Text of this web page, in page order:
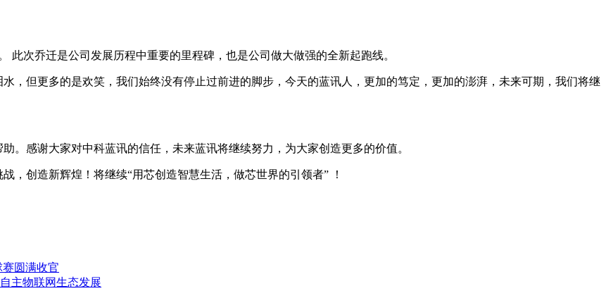
此次乔迁是公司发展历程中重要的里程碑，也是公司做大做强的全新起跑线。
，但更多的是欢笑，我们始终没有停止过前进的脚步，今天的蓝讯人，更加的笃定，更加的澎湃，未来可期，我们将继
。感谢大家对中科蓝讯的信任，未来蓝讯将继续努力，为大家创造更多的价值。
，创造新辉煌！将继续“用芯创造智慧生活，做芯世界的引领者” ！
赛圆满收官
主物联网生态发展